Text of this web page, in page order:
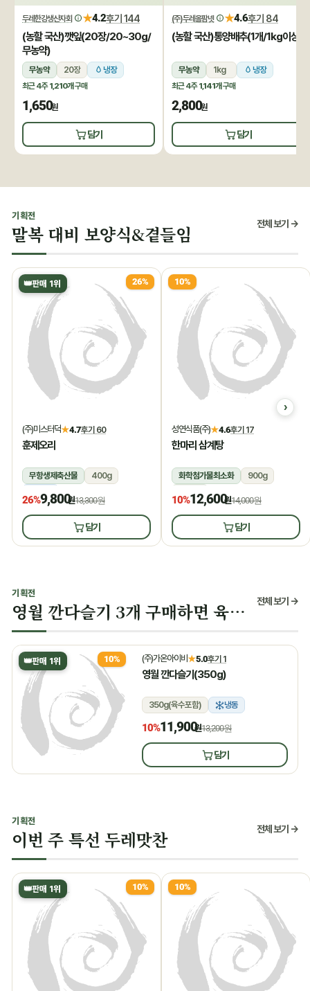
두레한강생산자회 ★4.2후기 144
(농할 국산)깻잎(20장/20~30g/
무농약)
무농약 20장 냉장
최근 4주1,210개 구매
1,650원
담기
(주)두레올팜넷 ★4.6후기 84
(농할 국산)통양배추(1개/1kg이상)
무농약 1kg 냉장
최근 4주1,141개 구매
2,800원
담기
기획전
말복 대비 보양식&곁들임 전체 보기 →
👑판매 1위 26%
(주)미스터덕★4.7후기 60
훈제오리
무항생제축산물
400g
냉동
26%9,800원13,300원
담기
10%
성연식품(주)★4.6후기 17
한마리 삼계탕
화학첨가물최소화
900g
상온
10%12,600원14,000원
담기
기획전
영월 깐다슬기 3개 구매하면 육수 증정 전체 보기 →
👑판매 1위 10% (주)가온아이비★5.0후기 1
영월 깐다슬기(350g)
350g(육수포함) 냉동
10%11,900원13,200원
담기
기획전
이번 주 특선 두레맛찬 전체 보기 →
👑판매 1위 10% 10%